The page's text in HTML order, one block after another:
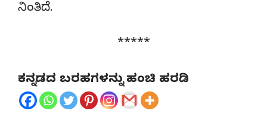
ನಿಂತಿದೆ.
*****
ಕನ್ನಡದ ಬರಹಗಳನ್ನು ಹಂಚಿ ಹರಡಿ